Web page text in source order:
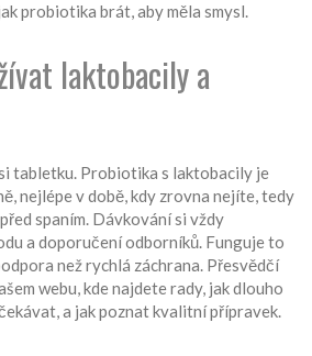
probiotika brát, aby měla smysl.
laktobacily a
tabletku. Probiotika s laktobacily je
nejlépe v době, kdy zrovna nejíte, tedy
spaním. Dávkování si vždy
a doporučení odborníků. Funguje to
než rychlá záchrana. Přesvědčí
webu, kde najdete rady, jak dlouho
a jak poznat kvalitní přípravek.